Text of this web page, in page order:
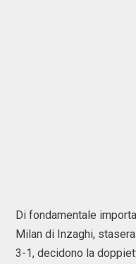
Di fondamentale
Milan di Inzaghi,
3-1, decidono la